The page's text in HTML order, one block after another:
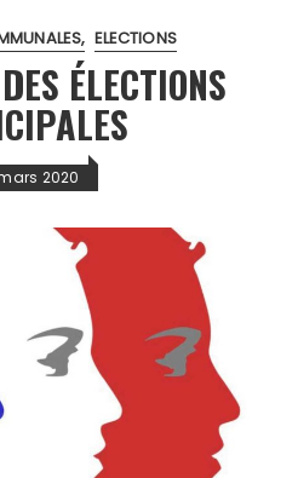
ELECTIONS
ÉLECTIONS
2020